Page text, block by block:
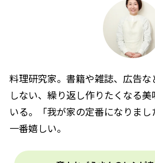
料理研究家。書籍や雑誌、広告
しない、繰り返し作りたくなる
いる。「我が家の定番になりま
一番嬉しい。